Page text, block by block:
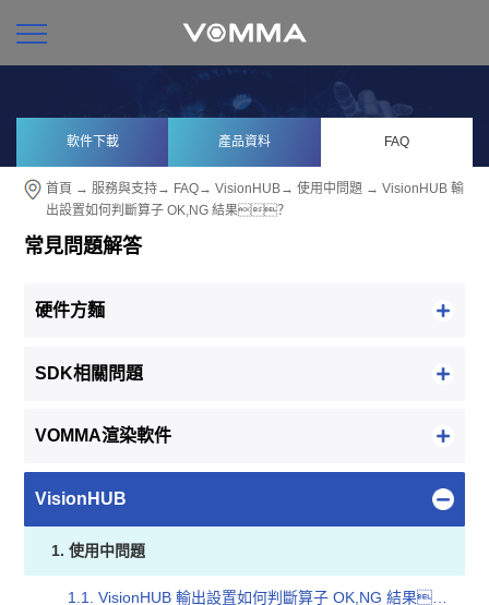
軟件下載 產品資料 FAQ
首頁 →服務與支持→ FAQ→VisionHUB→使用中問題 → VisionHUB 輸
出設置如何判斷算子 OK,NG 結果？
常見問題解答
硬件方麵
SDK相關問題
VOMMA渲染軟件
VisionHUB
1. 使用中問題